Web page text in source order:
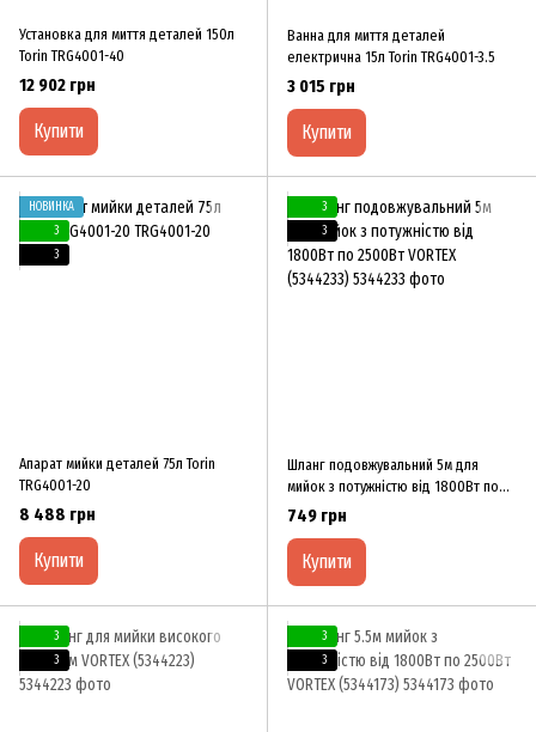
Установка для миття деталей 150л
Torin TRG4001-40
12 902 грн
Купити
Ванна для миття деталей
електрична 15л Torin TRG4001-3.5
3 015 грн
Купити
НОВИНКА
3
3
Апарат мийки деталей 75л Torin
TRG4001-20
8 488 грн
Купити
3
3
Шланг подовжувальний 5м для
мийок з потужністю від 1800Вт по
2500Вт VORTEX (5344233)
749 грн
Купити
3
3
3
3